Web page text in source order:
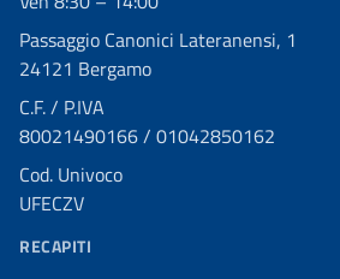
Passaggio Canonici Lateranensi, 1
24121 Bergamo
C.F. / P.IVA
80021490166 / 01042850162
Cod. Univoco
UFECZV
RECAPITI